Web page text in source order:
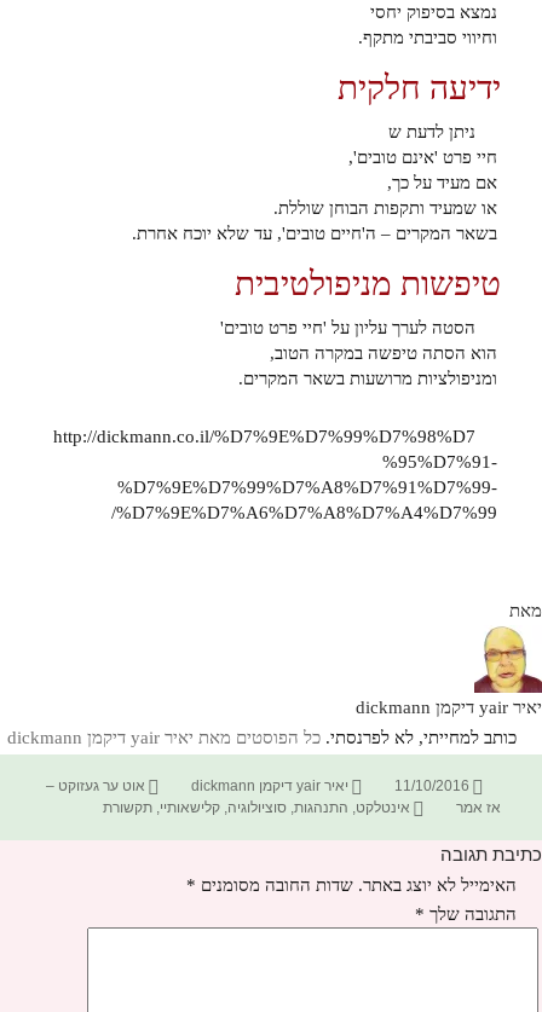
נמצא בסיפוק יחסי
וחיווי סביבתי מתקף.
ידיעה חלקית
ניתן לדעת ש
חיי פרט 'אינם טובים',
אם מעיד על כך,
או שמעיד ותקפות הבוחן שוללת.
בשאר המקרים – ה'חיים טובים', עד שלא יוכח אחרת.
טיפשות מניפולטיבית
הסטה לערך עליון על 'חיי פרט טובים'
הוא הסתה טיפשה במקרה הטוב,
ומניפולציות מרושעות בשאר המקרים.
http://dickmann.co.il/%D7%9E%D7%99%D7%98%D7
%95%D7%91-
%D7%9E%D7%99%D7%A8%D7%91%D7%99-
%D7%9E%D7%A6%D7%A8%D7%A4%D7%99/
מאת
יאיר yair דיקמן dickmann
כותב למחייתי, לא לפרנסתי. כל הפוסטים מאת יאיר yair דיקמן dickmann‏
פורסם
בתאריך
11/10/2016 מחבר
יאיר yair דיקמן dickmann קטגוריות
אוט ער געזוקט –
אז אמר
תגיות
אינטלקט, התנהגות,סוציולוגיה,קלישאותיי,תקשורת
כתיבת תגובה
האימייל לא יוצג באתר. שדות החובה מסומנים *
התגובה שלך *